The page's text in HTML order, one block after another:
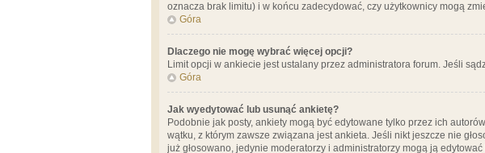
oznacza brak limitu) i w końcu zadecydować, czy użytkownicy mogą
Góra
Dlaczego nie mogę wybrać więcej opcji?
Limit opcji w ankiecie jest ustalany przez administratora forum. Jeśli
Góra
Jak wyedytować lub usunąć ankietę?
Podobnie jak posty, ankiety mogą być edytowane tylko przez ich
wątku, z którym zawsze związana jest ankieta. Jeśli nikt jeszcze nie
już głosowano, jedynie moderatorzy i administratorzy mogą ją